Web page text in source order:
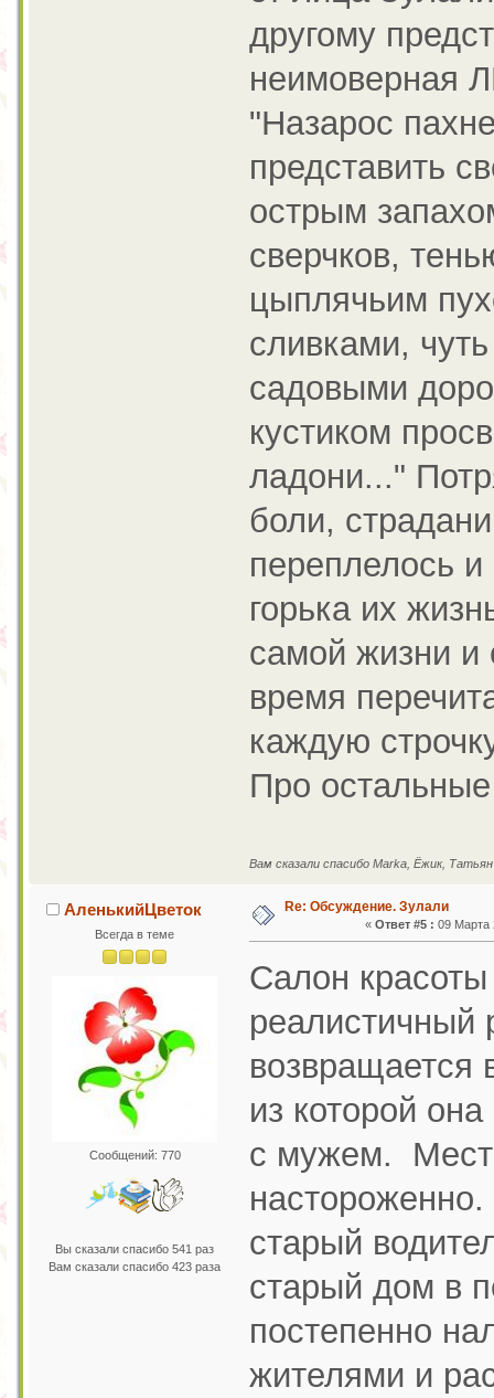
другому
неимоверная
"Назарос
представить
острым
сверчков,
цыплячьим
сливками,
садовыми
кустиком
ладони..."
боли,
переплелось
горька их
самой жизни и
время
каждую
Про
Вам сказали спасибо Marka, Ёжик,
АленькийЦветок
Всегда в теме
Сообщений: 770
Вы сказали спасибо 541 раз
Вам сказали спасибо 423 раза
Re: Обсуждение. Зулали
« Ответ #5 : 09 Марта
Салон
реалистичный
возвращается
из которой
с мужем.
старый
старый дом в
постепенно
жителями и